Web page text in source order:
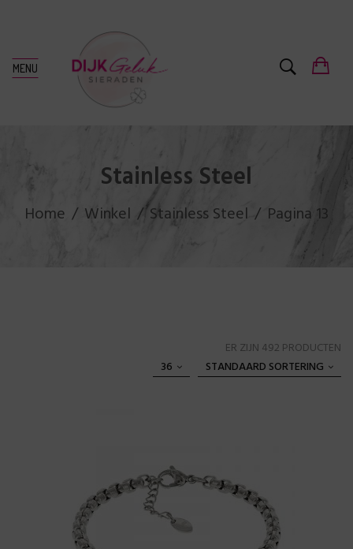
MENU
Stainless Steel
Home Winkel Stainless Steel Pagina 13
ER ZIJN 492 PRODUCTEN
STANDAARD SORTERING
36